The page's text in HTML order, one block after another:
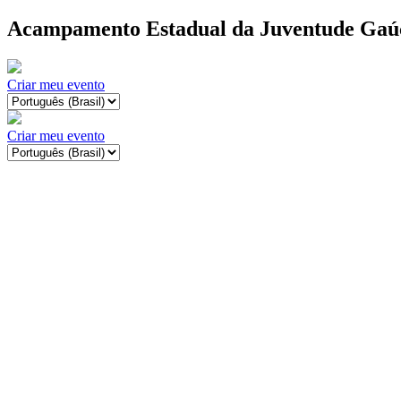
Acampamento Estadual da Juventude
Criar meu evento
Criar meu evento